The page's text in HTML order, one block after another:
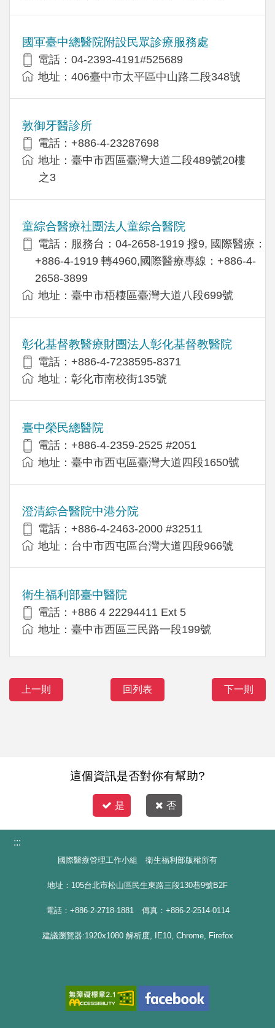
國軍臺中總醫院附設民眾診療服務處
電話：04-2393-4191#525689
地址：406臺中市太平區中山路二段348號
敦御牙醫診所
電話：+886-4-23287698
地址：臺中市西區臺灣大道二段489號20樓
之3
童綜合醫療社團法人童綜合醫院
電話：服務台：04-2658-1919 撥9, 國際醫療：
+886-4-1919 轉4960,國際醫療專線：+886-4-
2658-3899
地址：臺中市梧棲區臺灣大道八段699號
彰化基督教醫療財團法人彰化基督教醫院
電話：+886-4-7238595-8371
地址：彰化市南校街135號
臺中榮民總醫院
電話：+886-4-2359-2525 #2051
地址：臺中市西屯區臺灣大道四段1650號
澄清綜合醫院中港分院
電話：+886-4-2463-2000 #32511
地址：台中市西屯區台灣大道四段966號
衛生福利部臺中醫院
電話：+886 4 22294411 Ext 5
地址：臺中市西區三民路一段199號
上一則 回列表 下一則
這個資訊是否對你有幫助?
是 否
:::
國際醫療管理工作小組 衛生福利部版權所有
地址：105台北市松山區民生東路三段130巷9號B2F
電話：+886-2-2718-1881 傳真：+886-2-2514-0114
建議瀏覽器:1920x1080 解析度, IE10, Chrome, Firefox